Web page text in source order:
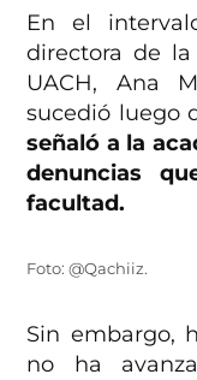
En el
directora de
UACH, Ana
sucedió luego
señaló a la
denuncias
facultad.
Foto: @Qachiiz.
Sin embargo,
no ha